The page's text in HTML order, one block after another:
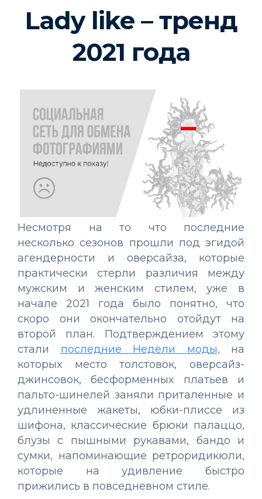
Lady like – тренд
2021 года
Несмотря на то что последние
несколько сезонов прошли под эгидой
агендерности и оверсайза, которые
практически стерли различия между
мужским и женским стилем, уже в
начале 2021 года было понятно, что
скоро они окончательно отойдут на
второй план. Подтверждением этому
стали последние Недели моды, на
которых место толстовок, оверсайз-
джинсовок, бесформенных платьев и
пальто-шинелей заняли приталенные и
удлиненные жакеты, юбки-плиссе из
шифона, классические брюки палаццо,
блузы с пышными рукавами, бандо и
сумки, напоминающие ретроридикюли,
которые на удивление быстро
прижились в повседневном стиле.